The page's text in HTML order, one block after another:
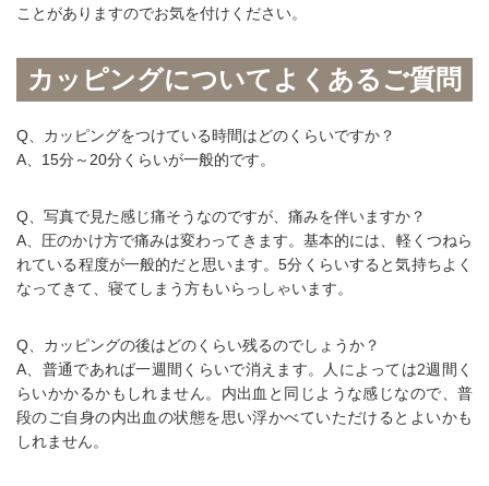
ことがありますのでお気を付けください。
カッピングについてよくあるご質問
Q 、カッピングをつけている時間はどのくらいですか？
A
15分～ 20分くらいが一般的です。
Q 、写真で見た感じ痛そうなのですが、痛みを伴いますか？
A 、圧のかけ方で痛みは変わってきます。基本的には、軽くつねら
れている程度が一般的だと思います。5分くらいすると気持ちよく
なってきて、寝てしまう方もいらっしゃいます。
Q 、カッピングの後はどのくらい残るのでしょうか？
A、普通であれば一週間くらいで消えます。人によっては2週間く
らいかかるかもしれません。内出血と同じような感じなので、普
段のご自身の内出血の状態を思い浮かべていただけるとよいかも
しれません。